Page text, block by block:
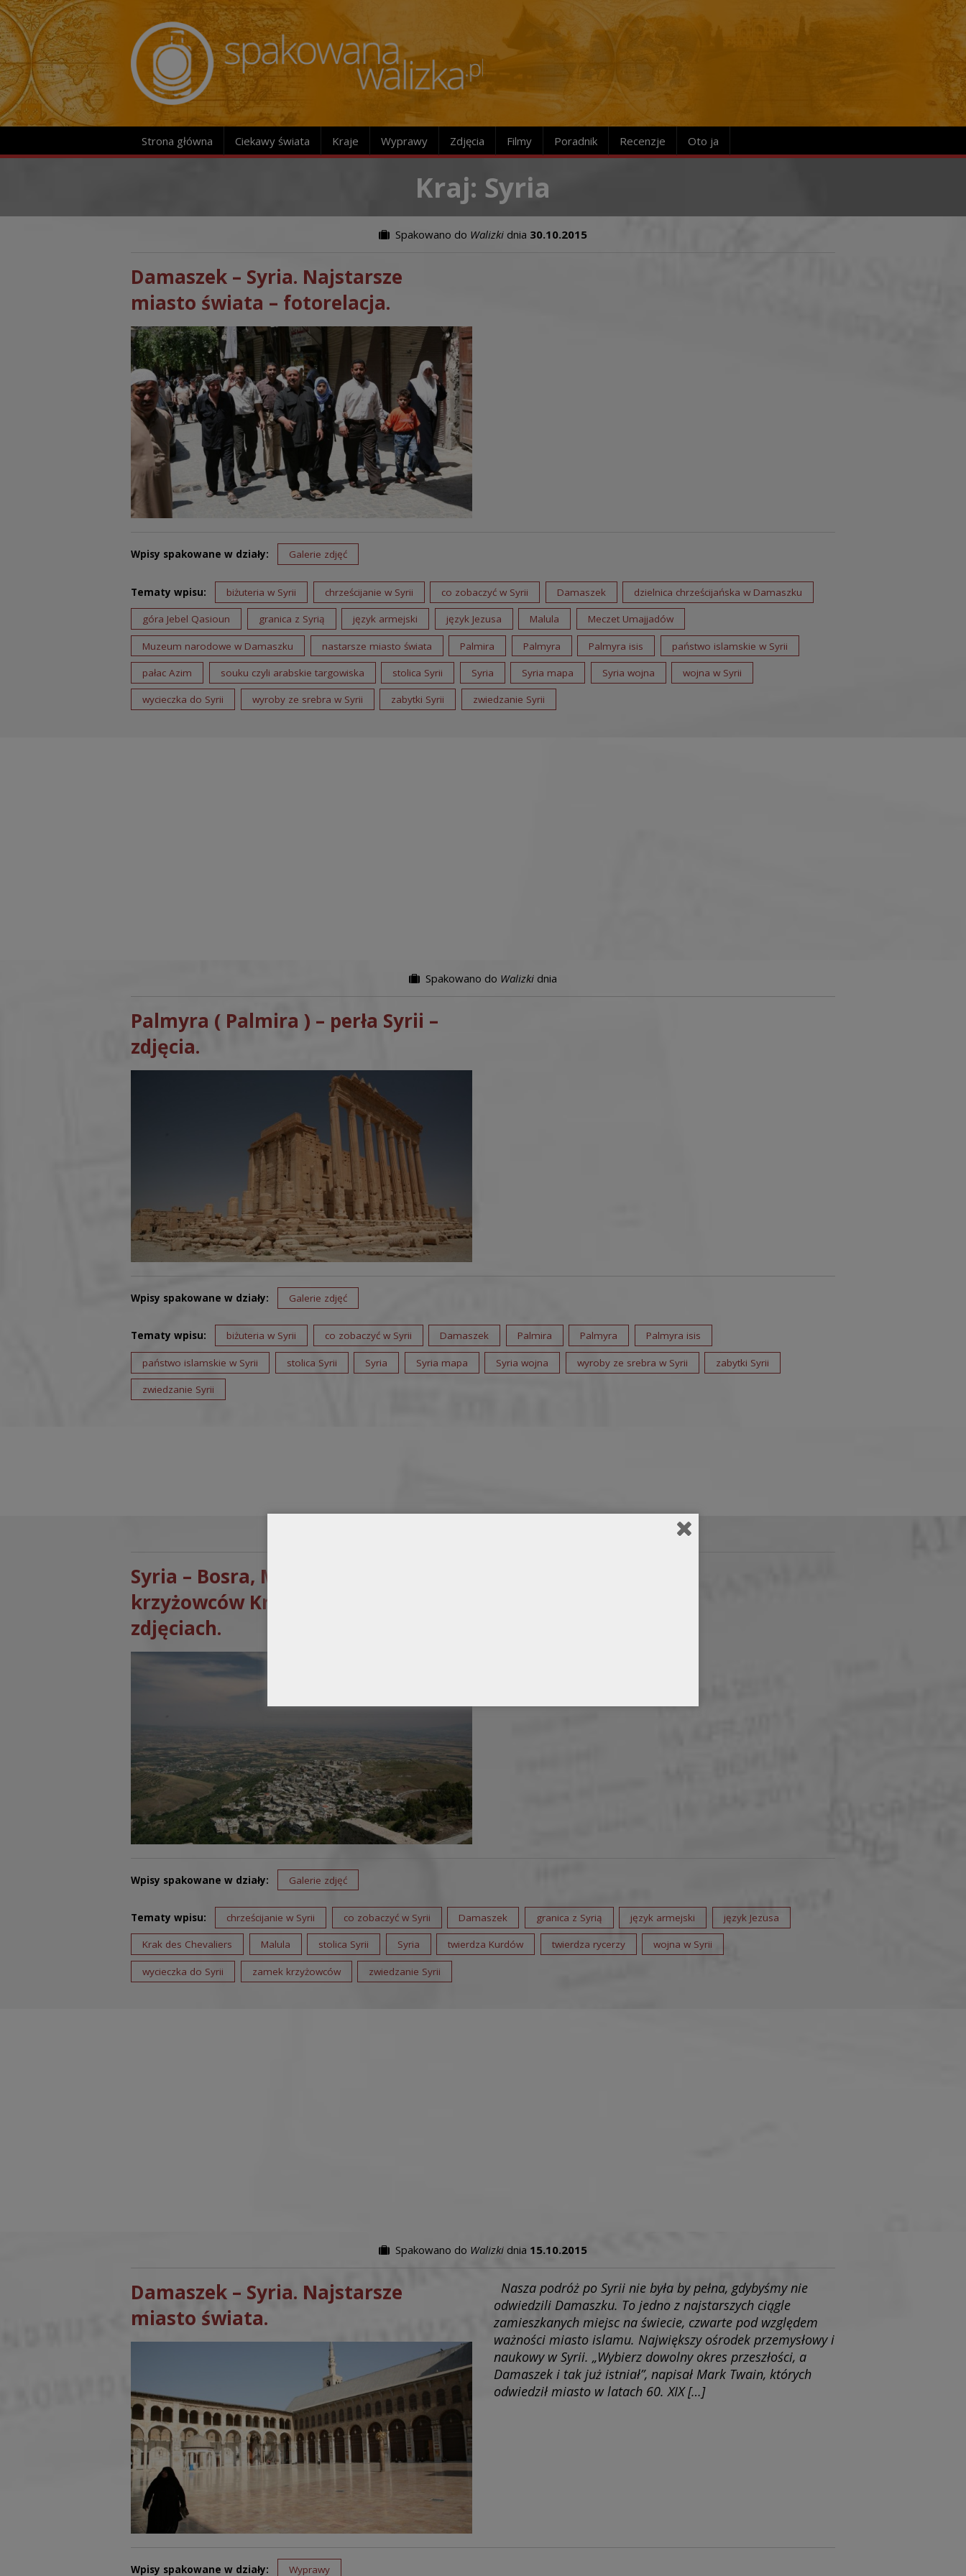
Strona główna Ciekawy świata Kraje Wyprawy Zdjęcia Filmy Poradnik Recenzje Oto ja
Kraj: Syria
Spakowano do Walizki dnia 30.10.2015
Damaszek – Syria. Najstarsze
miasto świata – fotorelacja.
Wpisy spakowane w działy: Galerie zdjęć
Tematy wpisu: biżuteria w Syrii chrześcijanie w Syrii co zobaczyć w Syrii Damaszek dzielnica chrześcijańska w Damaszku
góra Jebel Qasioun granica z Syrią język armejski język Jezusa Malula Meczet Umajjadów
Muzeum narodowe w Damaszku nastarsze miasto świata Palmira Palmyra Palmyra isis państwo islamskie w Syrii
pałac Azim souku czyli arabskie targowiska stolica Syrii Syria Syria mapa Syria wojna wojna w Syrii
wycieczka do Syrii wyroby ze srebra w Syrii zabytki Syrii zwiedzanie Syrii
Spakowano do Walizki dnia
Palmyra ( Palmira ) – perła Syrii –
zdjęcia.
Wpisy spakowane w działy: Galerie zdjęć
Tematy wpisu: biżuteria w Syrii co zobaczyć w Syrii Damaszek Palmira Palmyra Palmyra isis
państwo islamskie w Syrii stolica Syrii Syria Syria mapa Syria wojna wyroby ze srebra w Syrii zabytki Syrii
zwiedzanie Syrii
Syria – Bosra, Malula i zamek
krzyżowców Krak des Chevaliers na
zdjęciach.
Wpisy spakowane w działy: Galerie zdjęć
Tematy wpisu: chrześcijanie w Syrii co zobaczyć w Syrii Damaszek granica z Syrią język armejski język Jezusa
Krak des Chevaliers Malula stolica Syrii Syria twierdza Kurdów twierdza rycerzy wojna w Syrii
wycieczka do Syrii zamek krzyżowców zwiedzanie Syrii
Spakowano do Walizki dnia 15.10.2015
Damaszek – Syria. Najstarsze
miasto świata.
Nasza podróż po Syrii nie była by pełna, gdybyśmy nie
odwiedzili Damaszku. To jedno z najstarszych ciągle
zamieszkanych miejsc na świecie, czwarte pod względem
ważności miasto islamu. Największy ośrodek przemysłowy i
naukowy w Syrii. „Wybierz dowolny okres przeszłości, a
Damaszek i tak już istniał”, napisał Mark Twain, których
odwiedził miasto w latach 60. XIX […]
Wpisy spakowane w działy: Wyprawy